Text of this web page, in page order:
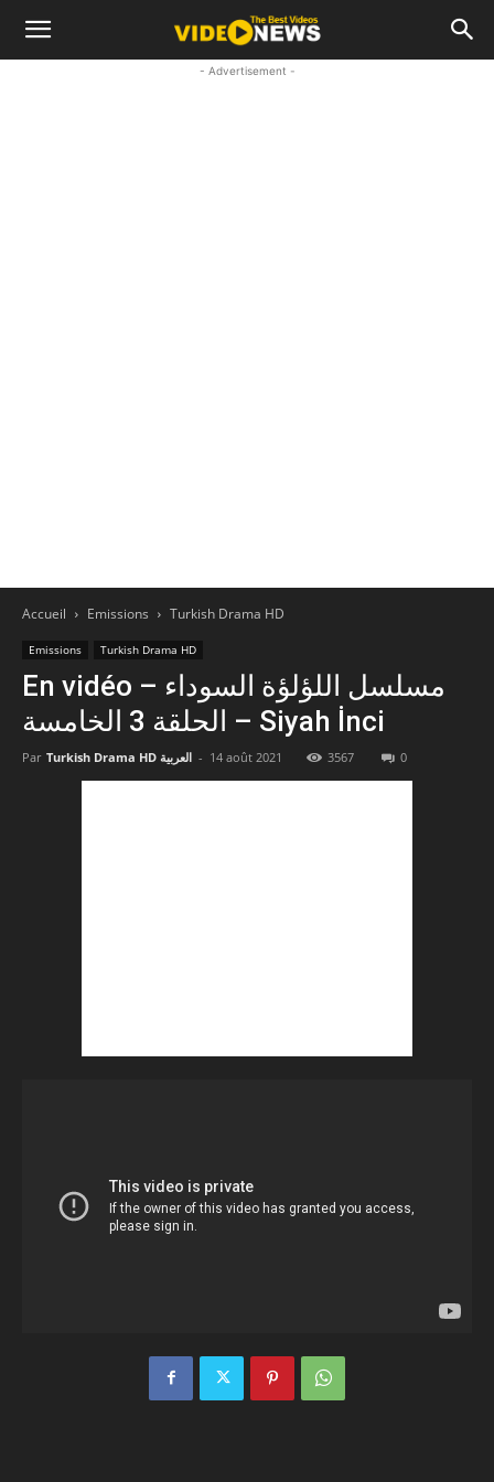
- Advertisement -
Accueil Emissions Turkish Drama HD
Emissions Turkish Drama HD
En vidéo – مسلسل اللؤلؤة السوداء
الحلقة 3 الخامسة – Siyah İnci
Par Turkish Drama HD العربية - 14 août 2021 3567 0